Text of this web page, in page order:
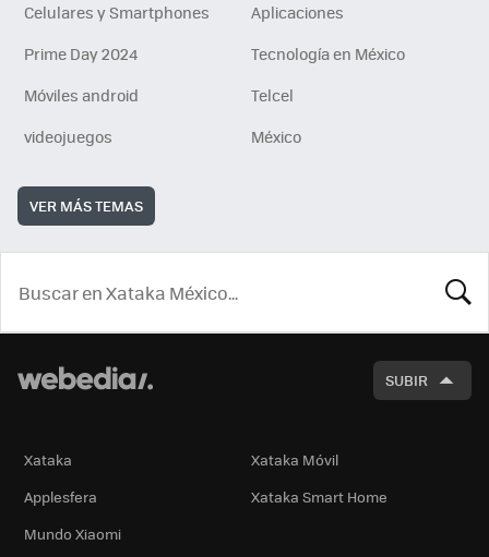
Celulares y Smartphones
Aplicaciones
Prime Day 2024
Tecnología en México
Móviles android
Telcel
videojuegos
México
VER MÁS TEMAS
SUBIR
Xataka
Xataka Móvil
Applesfera
Xataka Smart Home
Mundo Xiaomi